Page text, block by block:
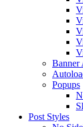
Banner
Popups
Post Styles